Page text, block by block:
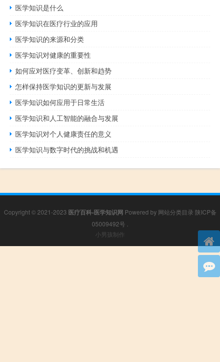
医学知识是什么
医学知识在医疗行业的应用
医学知识的来源和分类
医学知识对健康的重要性
如何应对医疗变革、创新和趋势
怎样保持医学知识的更新与发展
医学知识如何应用于日常生活
医学知识和人工智能的融合与发展
医学知识对个人健康责任的意义
医学知识与数字时代的挑战和机遇
Copyright © 2021-2023 医疗百科-医学知识网 Powered by 网站分类目录 陕ICP备
05009492号
小男孩制作